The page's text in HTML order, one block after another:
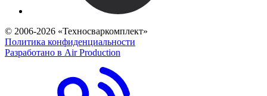
© 2006-2026 «Техносваркомплект»
Политика конфиденциальности
Разработано в Air Production